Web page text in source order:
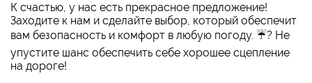
К счастью, у нас есть прекрасное предложение!
Заходите к нам и сделайте выбор, который обеспечит
вам безопасность и комфорт в любую погоду. ☔? Не
упустите шанс обеспечить себе хорошее сцепление
на дороге!